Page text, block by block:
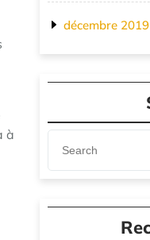
à
décembre 2019